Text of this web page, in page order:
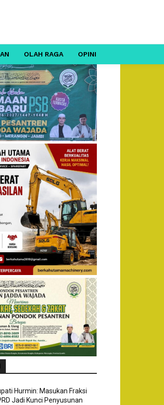
OLAH RAGA OPINI
Hurmin: Masukan Fraksi
Jadi Kunci Penyusunan